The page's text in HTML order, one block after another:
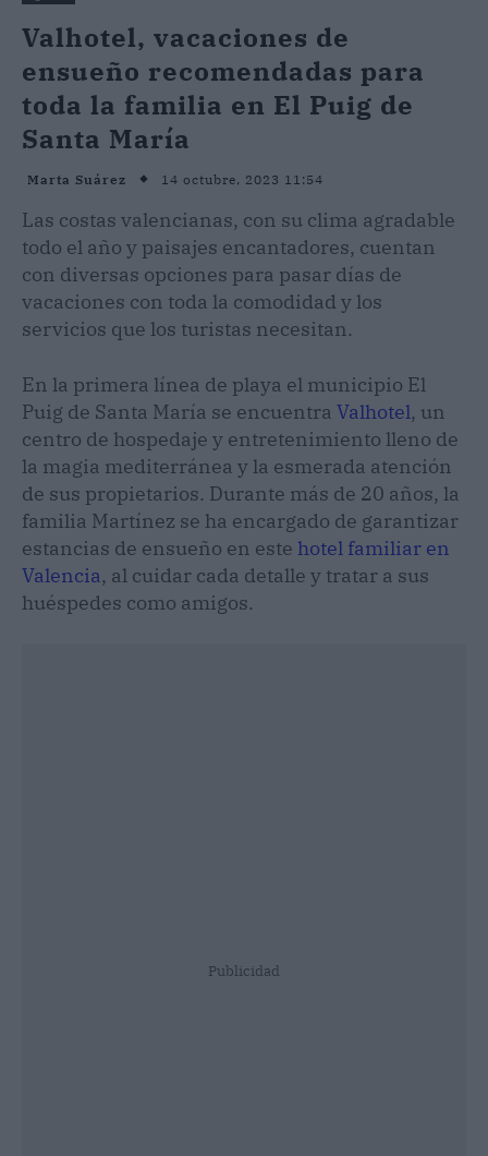
Valhotel, vacaciones de
ensueño recomendadas para
toda la familia en El Puig de
Santa María
Marta Suárez 14 octubre, 2023 11:54
Las costas valencianas, con su clima agradable
todo el año y paisajes encantadores, cuentan
con diversas opciones para pasar días de
vacaciones con toda la comodidad y los
servicios que los turistas necesitan.
En la primera línea de playa el municipio El
Puig de Santa María se encuentra Valhotel, un
centro de hospedaje y entretenimiento lleno de
la magia mediterránea y la esmerada atención
de sus propietarios. Durante más de 20 años, la
familia Martínez se ha encargado de garantizar
estancias de ensueño en este hotel familiar en
Valencia, al cuidar cada detalle y tratar a sus
huéspedes como amigos.
Publicidad